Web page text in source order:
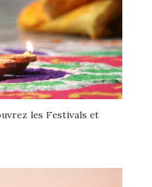
les Festivals et